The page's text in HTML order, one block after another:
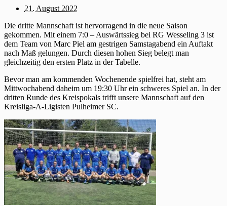
21. August 2022
Die dritte Mannschaft ist hervorragend in die neue Saison
gekommen. Mit einem 7:0 – Auswärtssieg bei RG Wesseling 3 ist
dem Team von Marc Piel am gestrigen Samstagabend ein Auftakt
nach Maß gelungen. Durch diesen hohen Sieg belegt man
gleichzeitig den ersten Platz in der Tabelle.
Bevor man am kommenden Wochenende spielfrei hat, steht am
Mittwochabend daheim um 19:30 Uhr ein schweres Spiel an. In der
dritten Runde des Kreispokals trifft unsere Mannschaft auf den
Kreisliga-A-Ligisten Pulheimer SC.